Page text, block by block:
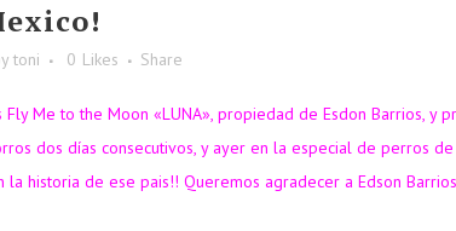
toni 0 Likes Share
Fly Me to the Moon «LUNA», propiedad de Esdon Barrios,
dos días consecutivos, y ayer en la especial de perros
historia de ese pais!! Queremos agradecer a Edson